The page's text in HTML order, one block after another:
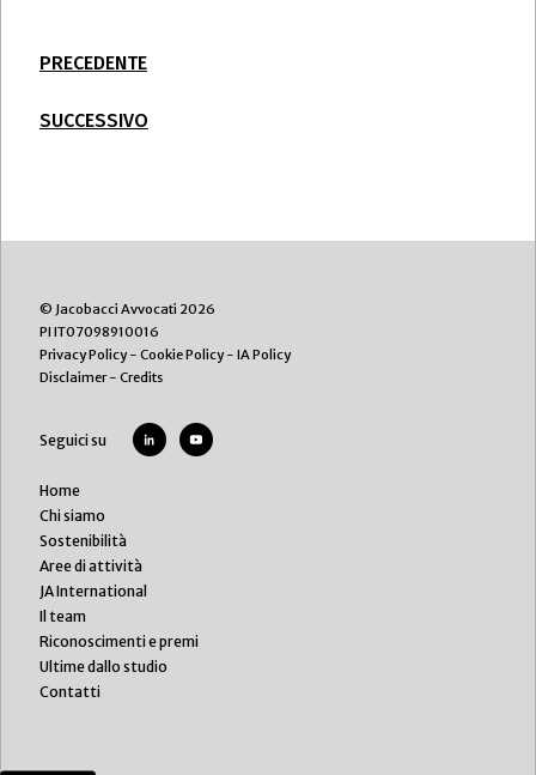
PRECEDENTE
SUCCESSIVO
© Jacobacci Avvocati 2026
PI IT07098910016
Privacy Policy- Cookie Policy- IA Policy
Disclaimer- Credits
Seguici su
Home
Chi siamo
Sostenibilità
Aree di attività
JA International
Il team
Riconoscimenti e premi
Ultime dallo studio
Contatti